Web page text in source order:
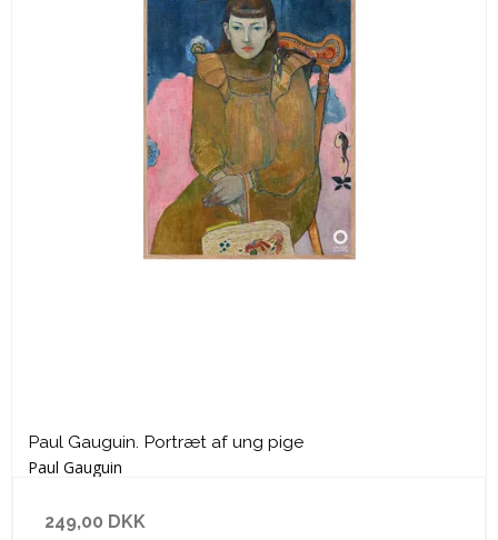
Paul Gauguin. Portræt af ung pige
Paul Gauguin
249,00 DKK